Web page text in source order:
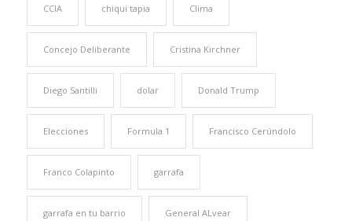
CCIA chiqui tapia Clima
Concejo Deliberante Cristina Kirchner
Diego Santilli dolar Donald Trump
Elecciones Formula 1 Francisco Cerúndolo
Franco Colapinto garrafa
garrafa en tu barrio General ALvear